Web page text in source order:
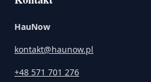
HauNow
kontakt@haunow.pl
+48 571 701 276